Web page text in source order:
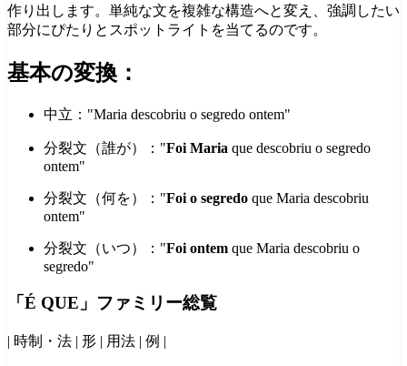
作り出します。単純な文を複雑な構造へと変え、強調したい
部分にぴたりとスポットライトを当てるのです。
基本の変換：
中立："Maria descobriu o segredo ontem"
分裂文（誰が）："Foi Maria que descobriu o segredo
ontem"
分裂文（何を）："Foi o segredo que Maria descobriu
ontem"
分裂文（いつ）："Foi ontem que Maria descobriu o
segredo"
「É QUE」ファミリー総覧
| 時制・法 | 形 | 用法 | 例 |